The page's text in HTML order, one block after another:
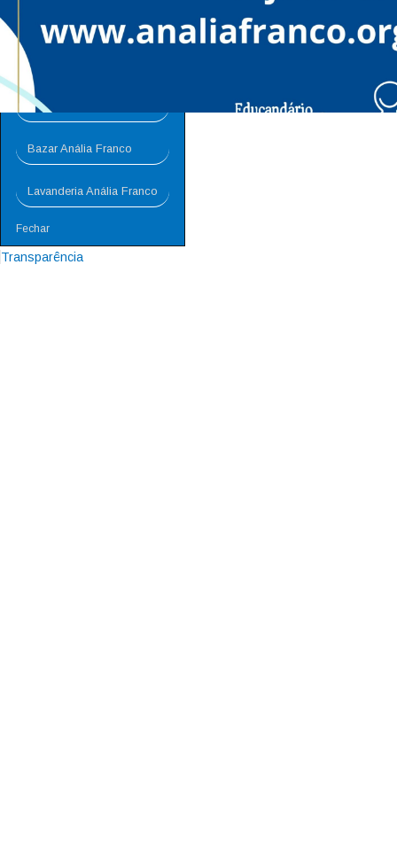
Pessoas Físicas
Empresas
Bazar Anália Franco
Lavanderia Anália Franco
Fechar
Transparência
COMENTÁRIOS
No image description ...